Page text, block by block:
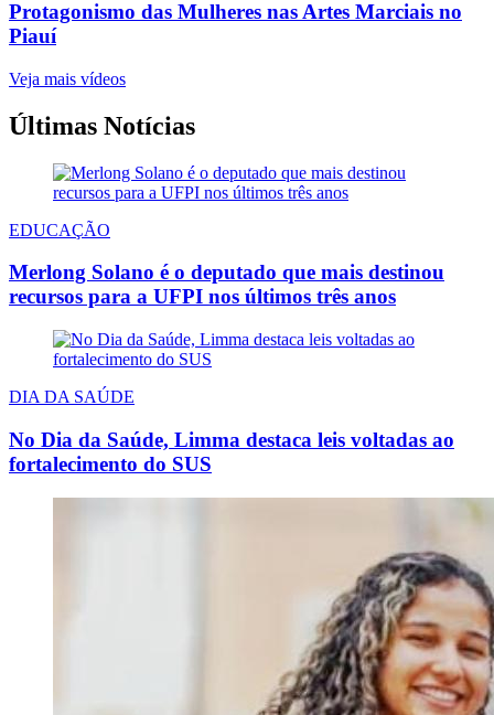
Protagonismo das Mulheres nas Artes Marciais no
Piauí
Veja mais vídeos
Últimas Notícias
EDUCAÇÃO
Merlong Solano é o deputado que mais destinou
recursos para a UFPI nos últimos três anos
DIA DA SAÚDE
No Dia da Saúde, Limma destaca leis voltadas ao
fortalecimento do SUS